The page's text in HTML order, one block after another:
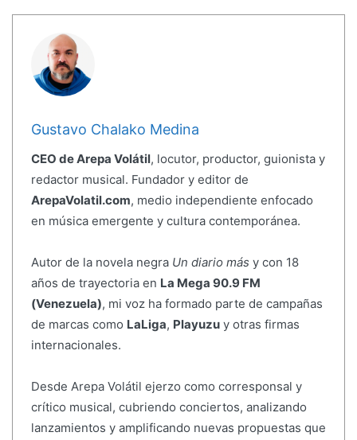
Gustavo Chalako Medina
CEO de Arepa Volátil, locutor, productor, guionista y
redactor musical. Fundador y editor de
ArepaVolatil.com, medio independiente enfocado
en música emergente y cultura contemporánea.
Autor de la novela negra Un diario más y con 18
años de trayectoria en La Mega 90.9 FM
(Venezuela), mi voz ha formado parte de campañas
de marcas como LaLiga, Playuzuy otras firmas
internacionales.
Desde Arepa Volátil ejerzo como corresponsal y
crítico musical, cubriendo conciertos, analizando
lanzamientos y amplificando nuevas propuestas que